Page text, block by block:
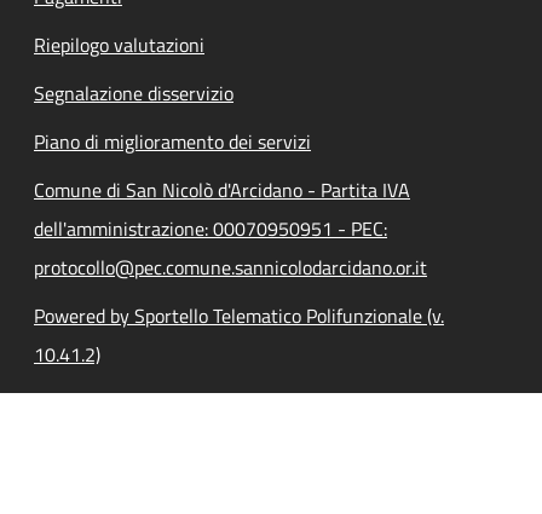
Riepilogo valutazioni
Segnalazione disservizio
Piano di miglioramento dei servizi
Comune di San Nicolò d'Arcidano - Partita IVA
dell'amministrazione: 00070950951 - PEC:
protocollo@pec.comune.sannicolodarcidano.or.it
Powered by Sportello Telematico Polifunzionale (v.
10.41.2)